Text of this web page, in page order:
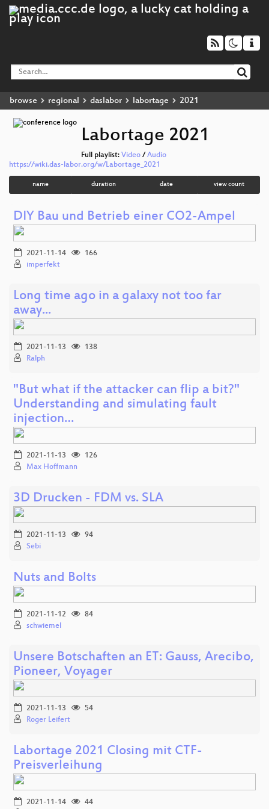
browse regional daslabor labortage 2021
Labortage 2021
Full playlist: Video / Audio
https://wiki.das-labor.org/w/Labortage_2021
name duration date view count
DIY Bau und Betrieb einer CO2-Ampel
2021-11-14
166
imperfekt
Long time ago in a galaxy not too far
away...
2021-11-13
138
Ralph
"But what if the attacker can flip a bit?"
Understanding and simulating fault
injection…
2021-11-13
126
Max Hoffmann
3D Drucken - FDM vs. SLA
2021-11-13
94
Sebi
Nuts and Bolts
2021-11-12
84
schwiemel
Unsere Botschaften an ET: Gauss, Arecibo,
Pioneer, Voyager
2021-11-13
54
Roger Leifert
Labortage 2021 Closing mit CTF-
Preisverleihung
2021-11-14 44